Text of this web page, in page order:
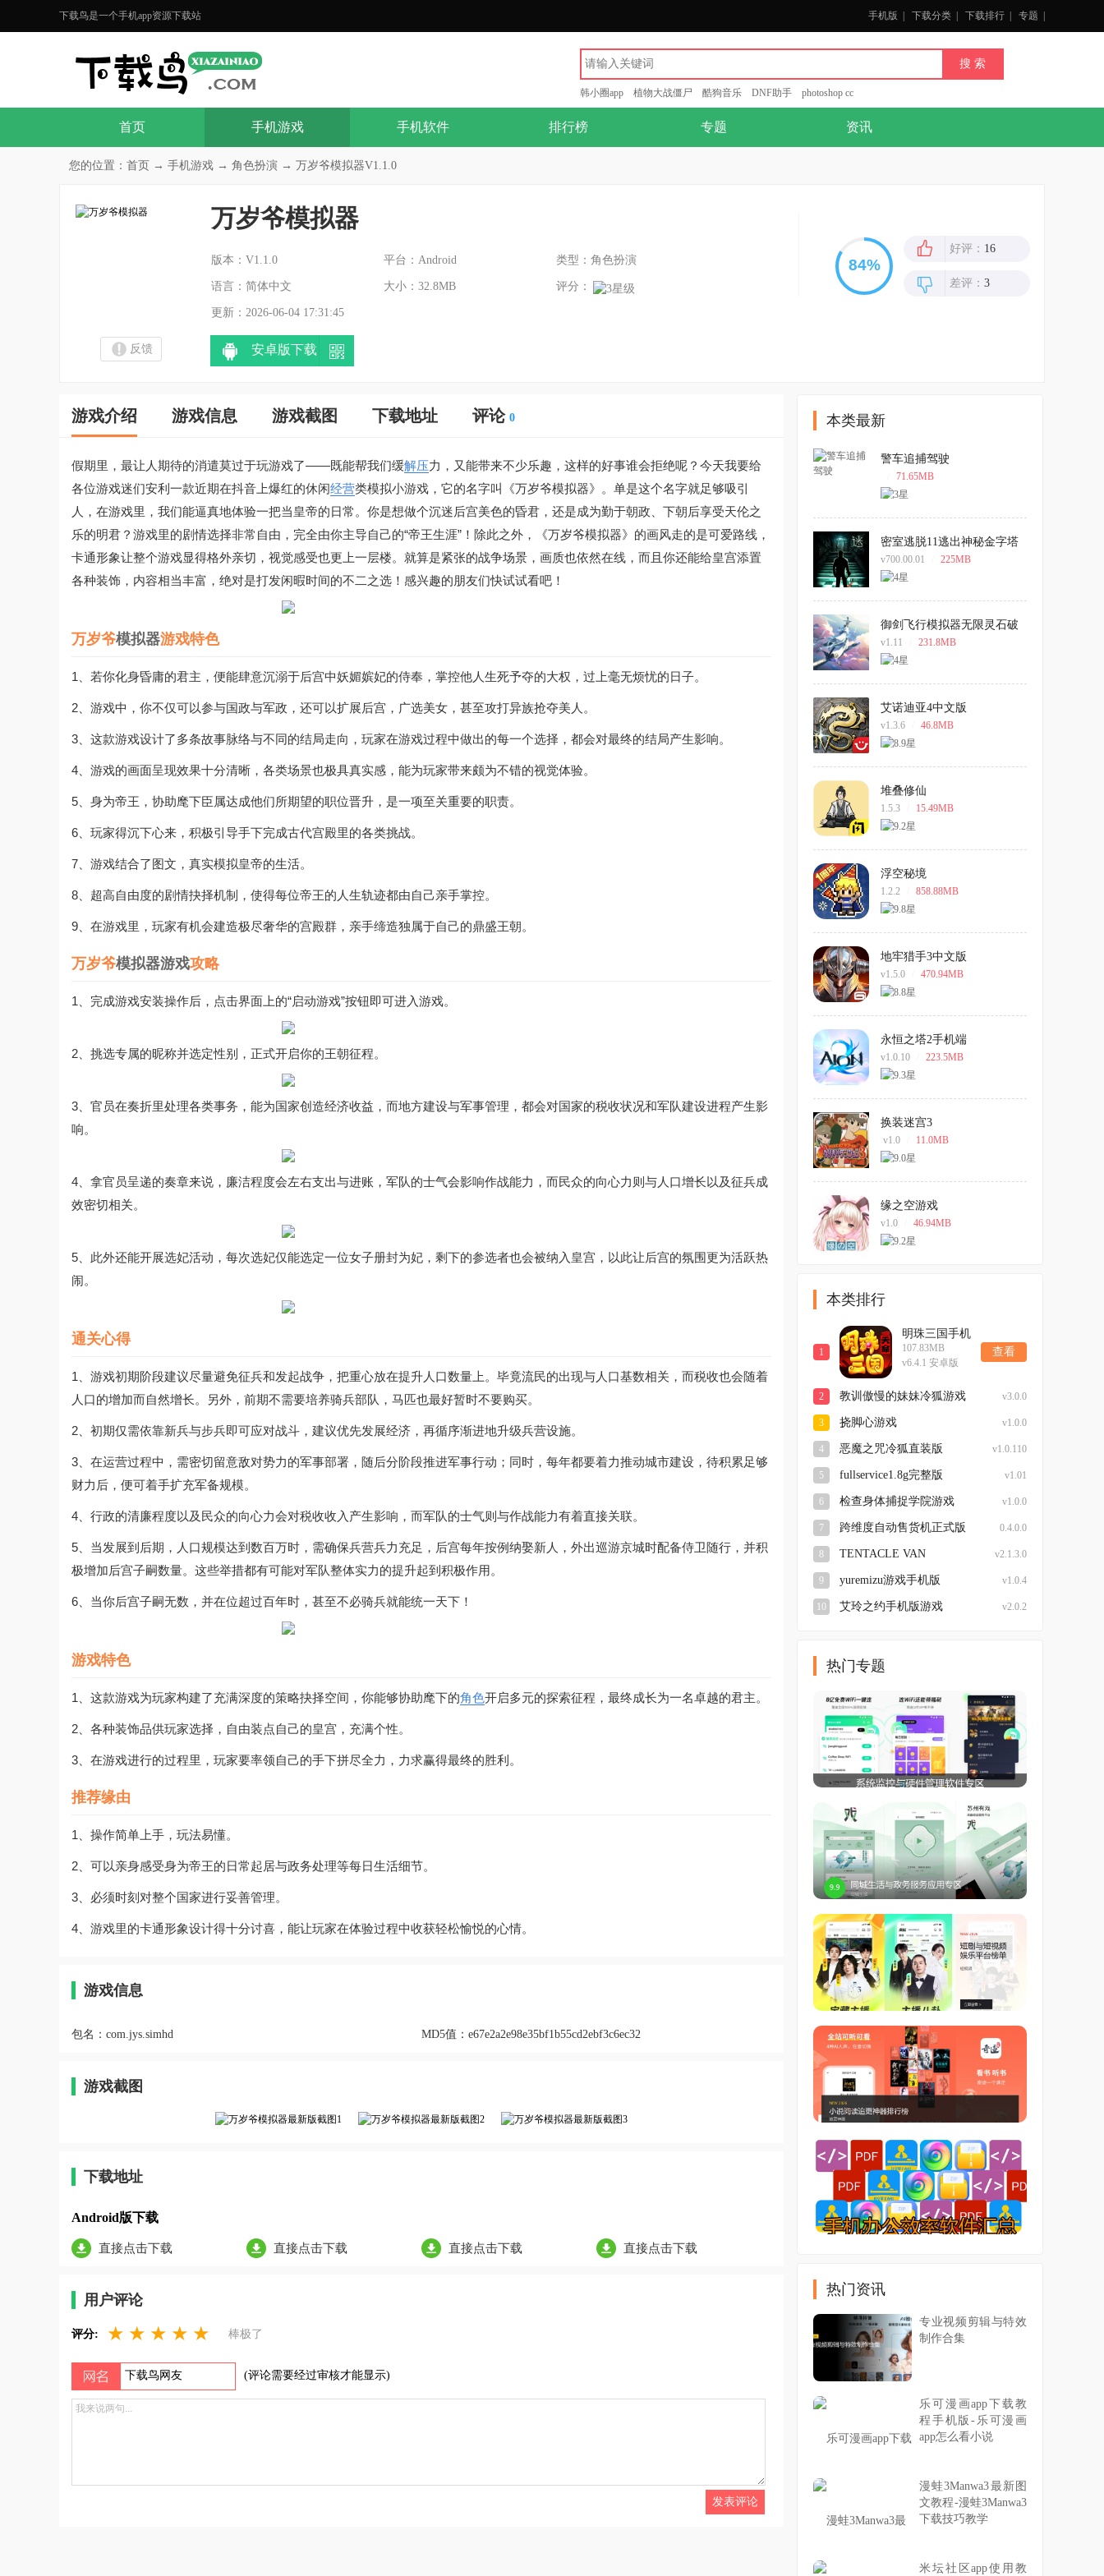
下载鸟是一个手机app资源下载站 手机版 下载分类 下载排行 专题
韩小圈app 植物大战僵尸 酷狗音乐 DNF助手 photoshop cc
首页 手机游戏 手机软件 排行榜 专题 资讯
您的位置： 首页 → 手机游戏 → 角色扮演 → 万岁爷模拟器V1.1.0
万岁爷模拟器
版本：V1.1.0 平台：Android 类型：角色扮演
语言：简体中文 大小：32.8MB 评分：
更新：2026-06-04 17:31:45
反馈 安卓版下载
好评： 16
差评： 3
游戏介绍 游戏信息 游戏截图 下载地址 评论 0
假期里，最让人期待的消遣莫过于玩游戏了——既能帮我们缓解压力，又能带来不少乐趣，这样的好事谁会拒绝呢？今天我要给
各位游戏迷们安利一款近期在抖音上爆红的休闲经营类模拟小游戏，它的名字叫《万岁爷模拟器》。单是这个名字就足够吸引
人，在游戏里，我们能逼真地体验一把当皇帝的日常。你是想做个沉迷后宫美色的昏君，还是成为勤于朝政、下朝后享受天伦之
乐的明君？游戏里的剧情选择非常自由，完全由你主导自己的“帝王生涯”！除此之外，《万岁爷模拟器》的画风走的是可爱路线，
卡通形象让整个游戏显得格外亲切，视觉感受也更上一层楼。就算是紧张的战争场景，画质也依然在线，而且你还能给皇宫添置
各种装饰，内容相当丰富，绝对是打发闲暇时间的不二之选！感兴趣的朋友们快试试看吧！
万岁爷模拟器游戏特色
1、若你化身昏庸的君主，便能肆意沉溺于后宫中妖媚嫔妃的侍奉，掌控他人生死予夺的大权，过上毫无烦忧的日子。
2、游戏中，你不仅可以参与国政与军政，还可以扩展后宫，广选美女，甚至攻打异族抢夺美人。
3、这款游戏设计了多条故事脉络与不同的结局走向，玩家在游戏过程中做出的每一个选择，都会对最终的结局产生影响。
4、游戏的画面呈现效果十分清晰，各类场景也极具真实感，能为玩家带来颇为不错的视觉体验。
5、身为帝王，协助麾下臣属达成他们所期望的职位晋升，是一项至关重要的职责。
6、玩家得沉下心来，积极引导手下完成古代宫殿里的各类挑战。
7、游戏结合了图文，真实模拟皇帝的生活。
8、超高自由度的剧情抉择机制，使得每位帝王的人生轨迹都由自己亲手掌控。
9、在游戏里，玩家有机会建造极尽奢华的宫殿群，亲手缔造独属于自己的鼎盛王朝。
万岁爷模拟器游戏攻略
1、完成游戏安装操作后，点击界面上的“启动游戏”按钮即可进入游戏。
2、挑选专属的昵称并选定性别，正式开启你的王朝征程。
3、官员在奏折里处理各类事务，能为国家创造经济收益，而地方建设与军事管理，都会对国家的税收状况和军队建设进程产生影
响。
4、拿官员呈递的奏章来说，廉洁程度会左右支出与进账，军队的士气会影响作战能力，而民众的向心力则与人口增长以及征兵成
效密切相关。
5、此外还能开展选妃活动，每次选妃仅能选定一位女子册封为妃，剩下的参选者也会被纳入皇宫，以此让后宫的氛围更为活跃热
闹。
通关心得
1、游戏初期阶段建议尽量避免征兵和发起战争，把重心放在提升人口数量上。毕竟流民的出现与人口基数相关，而税收也会随着
人口的增加而自然增长。另外，前期不需要培养骑兵部队，马匹也最好暂时不要购买。
2、初期仅需依靠新兵与步兵即可应对战斗，建议优先发展经济，再循序渐进地升级兵营设施。
3、在运营过程中，需密切留意敌对势力的军事部署，随后分阶段推进军事行动；同时，每年都要着力推动城市建设，待积累足够
财力后，便可着手扩充军备规模。
4、行政的清廉程度以及民众的向心力会对税收收入产生影响，而军队的士气则与作战能力有着直接关联。
5、当发展到后期，人口规模达到数百万时，需确保兵营兵力充足，后宫每年按例纳娶新人，外出巡游京城时配备侍卫随行，并积
极增加后宫子嗣数量。这些举措都有可能对军队整体实力的提升起到积极作用。
6、当你后宫子嗣无数，并在位超过百年时，甚至不必骑兵就能统一天下！
游戏特色
1、这款游戏为玩家构建了充满深度的策略抉择空间，你能够协助麾下的角色开启多元的探索征程，最终成长为一名卓越的君主。
2、各种装饰品供玩家选择，自由装点自己的皇宫，充满个性。
3、在游戏进行的过程里，玩家要率领自己的手下拼尽全力，力求赢得最终的胜利。
推荐缘由
1、操作简单上手，玩法易懂。
2、可以亲身感受身为帝王的日常起居与政务处理等每日生活细节。
3、必须时刻对整个国家进行妥善管理。
4、游戏里的卡通形象设计得十分讨喜，能让玩家在体验过程中收获轻松愉悦的心情。
游戏信息
包名： com.jys.simhd MD5值： e67e2a2e98e35bf1b55cd2ebf3c6ec32
游戏截图
下载地址
Android版下载
直接点击下载 直接点击下载 直接点击下载 直接点击下载
用户评论
评分: ★ ★ ★ ★ ★ 棒极了
(评论需要经过审核才能显示)
本类最新
警车追捕驾驶
71.65MB
密室逃脱11逃出神秘金字塔
手机版
v700.00.01 225MB
御剑飞行模拟器无限灵石破
解版
v1.11 231.8MB
艾诺迪亚4中文版
v1.3.6 46.8MB
堆叠修仙
1.5.3 15.49MB
浮空秘境
1.2.2 858.88MB
地牢猎手3中文版
v1.5.0 470.94MB
永恒之塔2手机端
v1.0.10 223.5MB
换装迷宫3
v1.0 11.0MB
缘之空游戏
v1.0 46.94MB
本类排行
1
明珠三国手机
版
107.83MB
v6.4.1 安卓版
查看
2 教训傲慢的妹妹冷狐游戏 v3.0.0
3 挠脚心游戏 v1.0.0
4 恶魔之咒冷狐直装版 v1.0.110
5 fullservice1.8g完整版 v1.01
6 检查身体捕捉学院游戏 v1.0.0
7 跨维度自动售货机正式版 0.4.0.0
8 TENTACLE VAN v2.1.3.0
9 yuremizu游戏手机版 v1.0.4
10 艾玲之约手机版游戏 v2.0.2
热门专题
热门资讯
专业视频剪辑与特效
制作合集
乐可漫画app下载教
程手机版-乐可漫画
app怎么看小说
漫蛙3Manwa3最新图
文教程-漫蛙3Manwa3
下载技巧教学
米坛社区app使用教